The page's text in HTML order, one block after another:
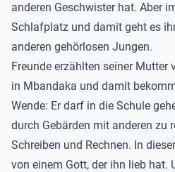
anderen Geschwister hat. Aber
Schlafplatz und damit geht es
anderen gehörlosen Jungen.
Freunde erzählten seiner Mutter
in Mbandaka und damit
Wende: Er darf in die Schule
durch Gebärden mit anderen zu
Schreiben und Rechnen. In
von einem Gott, der ihn lieb hat.